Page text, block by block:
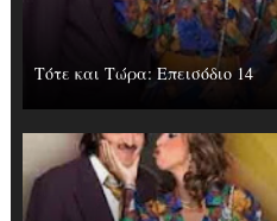
Τότε και Τώρα: Επεισόδιο 14